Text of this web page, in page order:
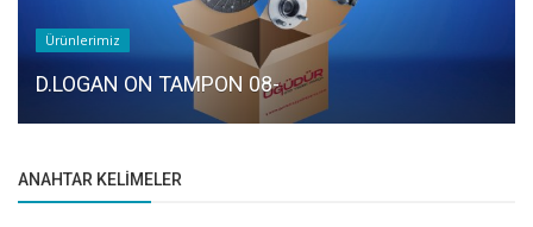
Ürünlerimiz
D.LOGAN ON TAMPON 08-
ANAHTAR KELIMELER